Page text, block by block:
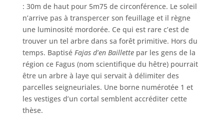
: 30m de haut pour 5m75 de circonférence. Le soleil
n’arrive pas à transpercer son feuillage et il règne
une luminosité mordorée. Ce qui est rare c’est de
trouver un tel arbre dans sa forêt primitive. Hors du
temps. BaptiséFajas d’en Baillettepar les gens de la
région ce Fagus (nom scientifique du hêtre) pourrait
être un arbre à laye qui servait à délimiter des
parcelles seigneuriales. Une borne numérotée 1 et
les vestiges d’un cortal semblent accréditer cette
thèse.